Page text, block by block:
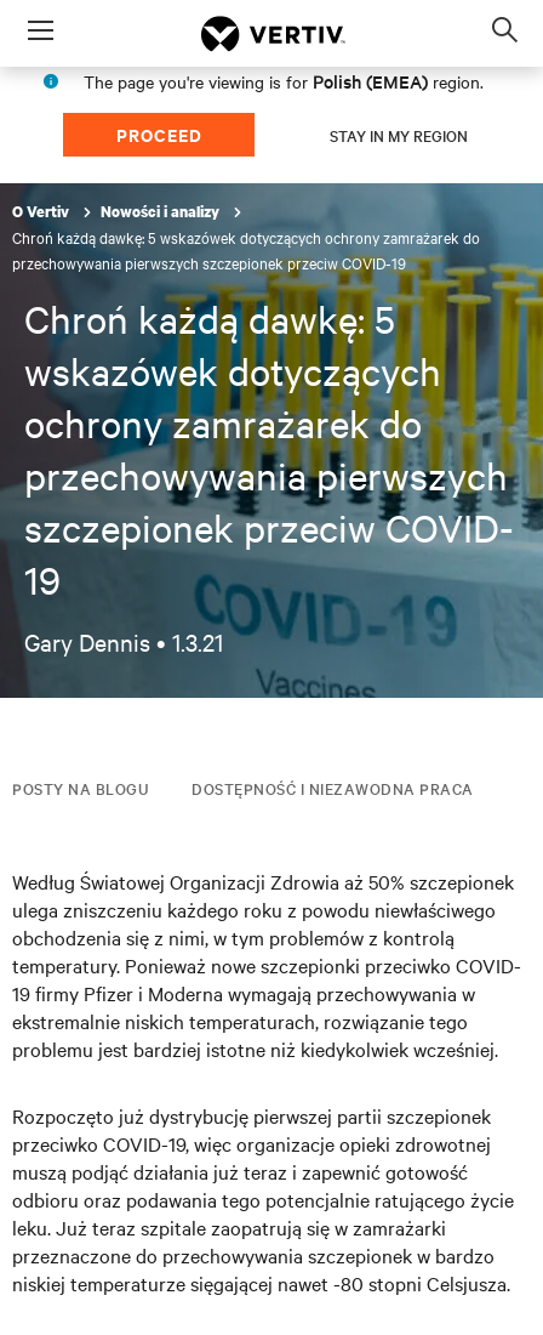
Menu
The page you're viewing is for Polish (EMEA) region.
PROCEED STAY IN MY REGION
O Vertiv Nowości i analizy
Chroń każdą dawkę: 5 wskazówek dotyczących ochrony zamrażarek do
przechowywania pierwszych szczepionek przeciw COVID-19
Chroń każdą dawkę: 5
wskazówek dotyczących
ochrony zamrażarek do
przechowywania pierwszych
szczepionek przeciw COVID-
19
Gary Dennis • 1.3.21
POSTY NA BLOGU DOSTĘPNOŚĆ I NIEZAWODNA PRACA
Według Światowej Organizacji Zdrowia aż 50% szczepionek
ulega zniszczeniu każdego roku z powodu niewłaściwego
obchodzenia się z nimi, w tym problemów z kontrolą
temperatury. Ponieważ nowe szczepionki przeciwko COVID-
19 firmy Pfizer i Moderna wymagają przechowywania w
ekstremalnie niskich temperaturach, rozwiązanie tego
problemu jest bardziej istotne niż kiedykolwiek wcześniej.
Rozpoczęto już dystrybucję pierwszej partii szczepionek
przeciwko COVID-19, więc organizacje opieki zdrowotnej
muszą podjąć działania już teraz i zapewnić gotowość
odbioru oraz podawania tego potencjalnie ratującego życie
leku. Już teraz szpitale zaopatrują się w zamrażarki
przeznaczone do przechowywania szczepionek w bardzo
niskiej temperaturze sięgającej nawet -80 stopni Celsjusza.